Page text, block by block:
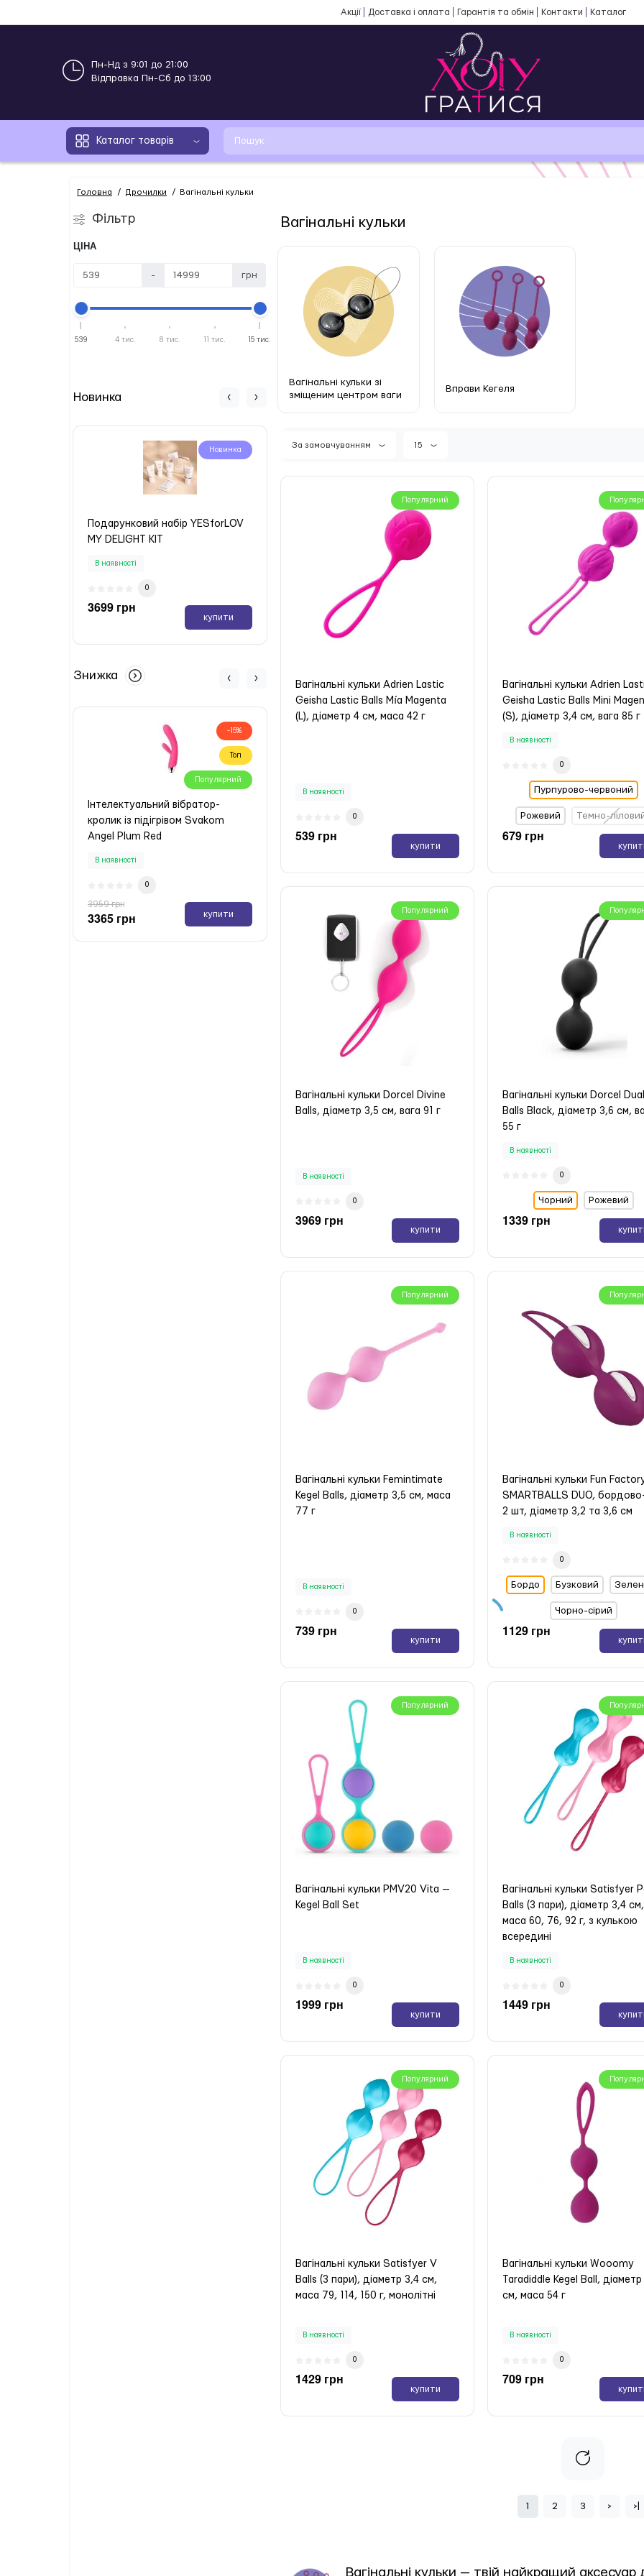
Акції Доставка і оплата Гарантія та обмін Контакти Каталог
Пн-Нд з 9:01 до 21:00
Відправка Пн-Сб до 13:00
Каталог товарів
Головна Дрочилки Вагінальні кульки
Фільтр
ЦІНА
- грн
539 4 тис. 8 тис. 11 тис. 15 тис.
Новинка
Новинка
Подарунковий набір YESforLOV
MY DELIGHT KIT
В наявності
0
3699 грн
купити
Новинка
Подарунковий набір YESforLOV
MA TROUSSE A DELICES
3699 грн
Мітелка YESforLOV
999 грн
Знижка
-15%
Топ
Популярний
Інтелектуальний вібратор-
кролик із підігрівом Svakom
Angel Plum Red
В наявності
0
3959 грн
3365 грн купити
Johnson Kink - Dual Density
SECONDSKYN Fuck Plug - Black
3739 грн купити
Антибактеріальний засіб
Bathmate Anal Toy Cleaner
очищення анальних іграшок
Вагінальні кульки
Вагінальні кульки зі
зміщеним центром ваги
Вправи Кегеля
За замовчуванням 15
Популярний
Вагінальні кульки Adrien Lastic
Geisha Lastic Balls Mía Magenta
(L), діаметр 4 см, маса 42 г
В наявності
0
539 грн
купити
Вагінальні кульки Adrien
Geisha Lastic Balls Mini
(S), діаметр 3,4 см, вага 85 г
В наявності
0
Пурпурово-червоний
Рожевий Темно-
679 грн
Популярний
Вагінальні кульки Dorcel Divine
Balls, діаметр 3,5 см, вага 91 г
В наявності
0
3969 грн
купити
Вагінальні кульки Dorcel Dual
Balls Black, діаметр 3,6 см,
55 г
В наявності
0
Чорний Рожевий
1339 грн
Популярний
Вагінальні кульки Femintimate
Kegel Balls, діаметр 3,5 см, маса
77 г
В наявності
0
739 грн
купити
Вагінальні кульки Fun
SMARTBALLS DUO, бордово-
2 шт, діаметр 3,2 та 3,6 см
В наявності
0
Бордо Бузковий
Чорно-сірий
1129 грн
Популярний
Вагінальні кульки PMV20 Vita —
Kegel Ball Set
В наявності
0
1999 грн
купити
Вагінальні кульки Satisfyer
Balls (3 пари), діаметр 3,4 см,
маса 60, 76, 92 г, з кулькою
всередині
В наявності
0
1449 грн
Популярний
Вагінальні кульки Satisfyer V
Balls (3 пари), діаметр 3,4 см,
маса 79, 114, 150 г, монолітні
В наявності
0
1429 грн
купити
Вагінальні кульки Wooomy
Taradiddle Kegel Ball, діаметр
см, маса 54 г
В наявності
0
709 грн
1 2 3 > >|
Вагінальні кульки — твій найкращий аксесуар